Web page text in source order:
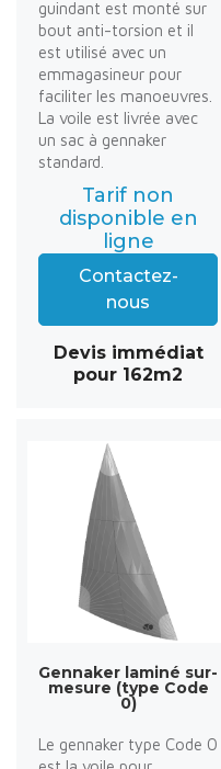
guindant est monté sur
bout anti-torsion et il
est utilisé avec un
emmagasineur pour
faciliter les manoeuvres.
La voile est livrée avec
un sac à gennaker
standard.
Tarif non
disponible en
ligne
Contactez-
nous
Devis immédiat
pour 162m2
Gennaker laminé sur-
mesure (type Code
0)
Le gennaker type Code 0